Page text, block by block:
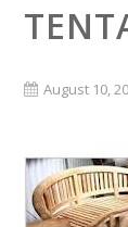
August 10,